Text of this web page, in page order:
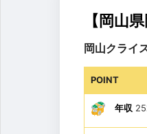
【岡山
岡山クライ
POINT
年収